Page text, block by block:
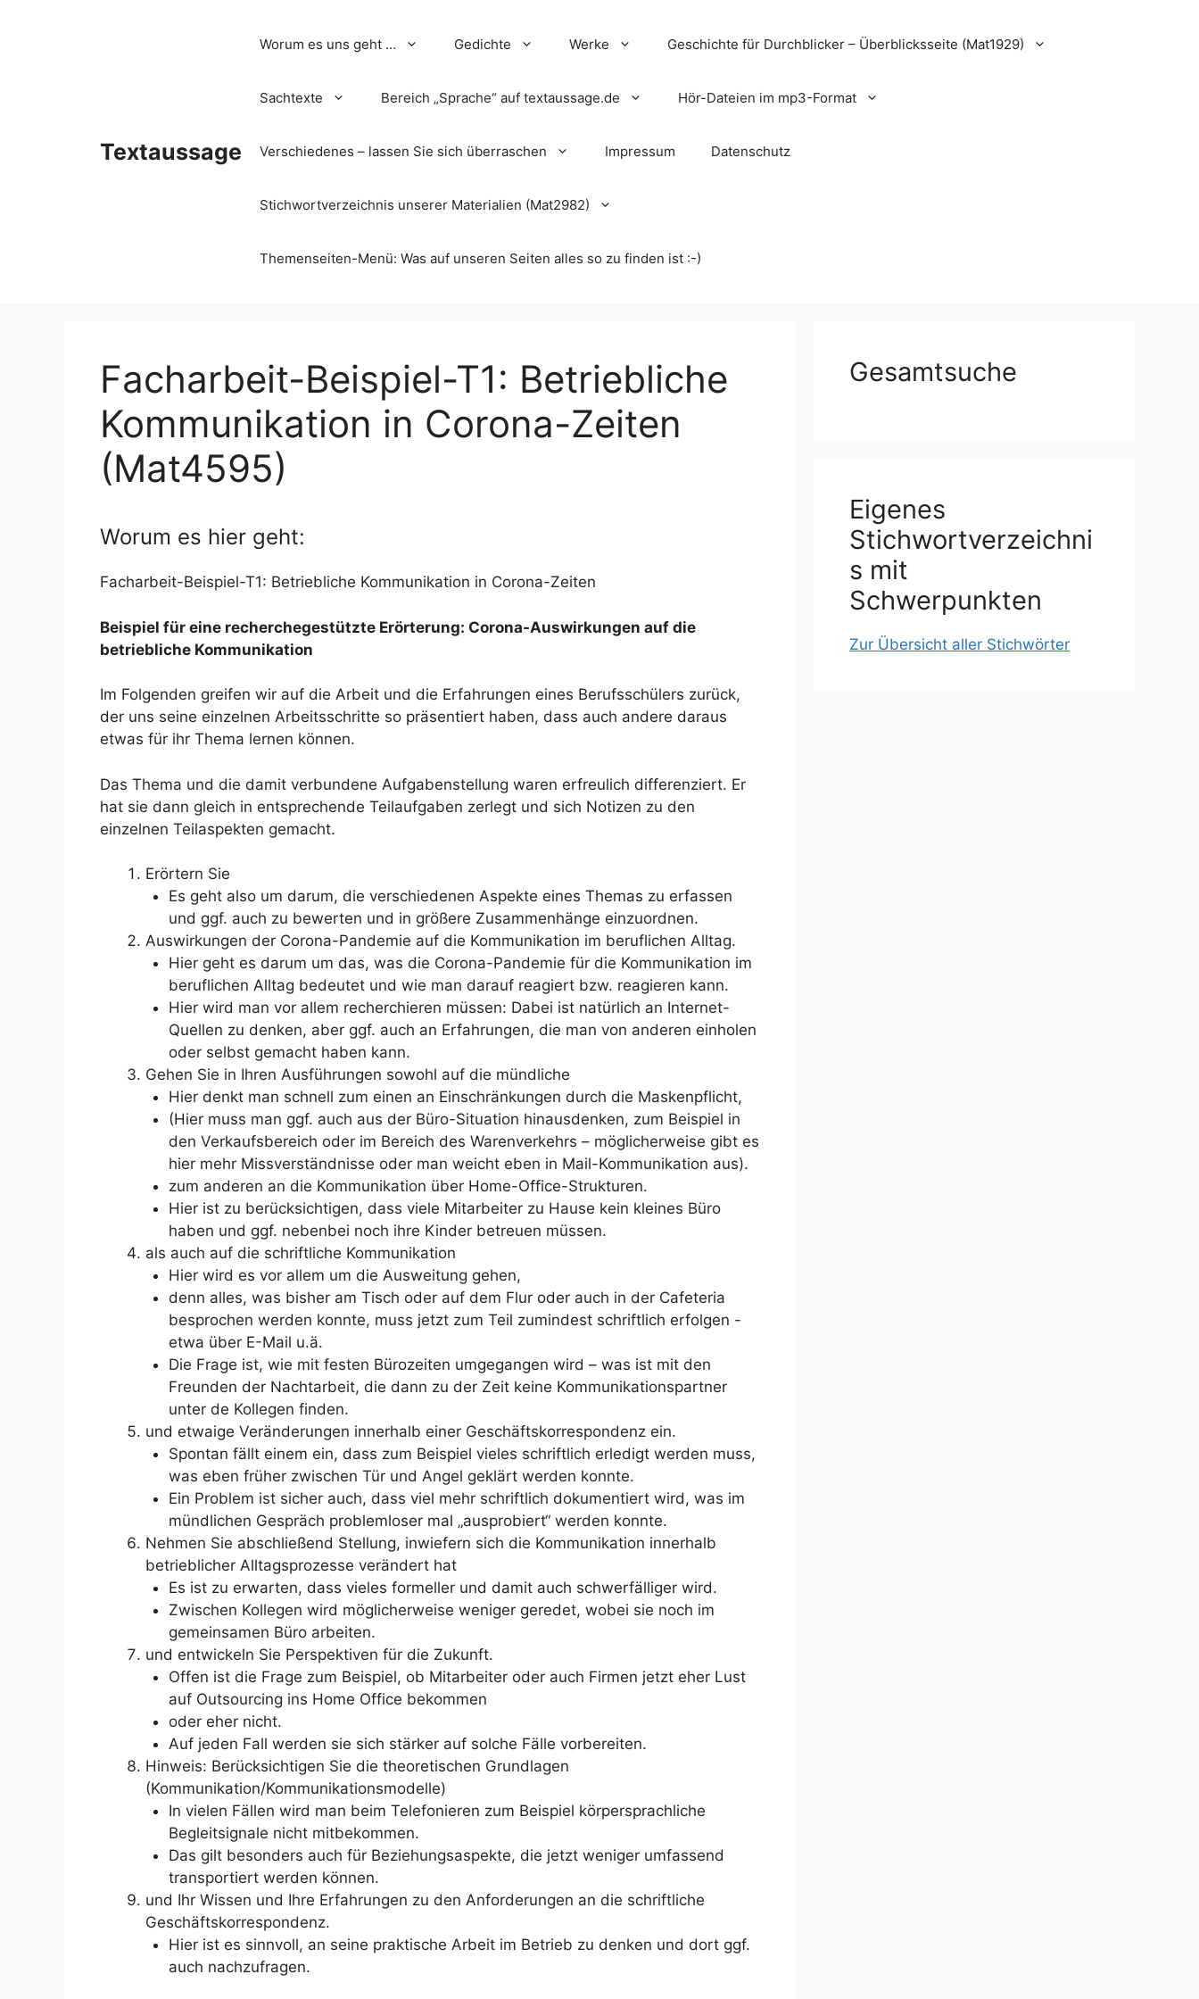
Textaussage
Worum es uns geht … Gedichte Werke Geschichte für Durchblicker – Überblicksseite (Mat1929)
Sachtexte Bereich „Sprache“ auf textaussage.de Hör-Dateien im mp3-Format
Verschiedenes – lassen Sie sich überraschen Impressum Datenschutz
Stichwortverzeichnis unserer Materialien (Mat2982)
Themenseiten-Menü: Was auf unseren Seiten alles so zu finden ist :-)
Facharbeit-Beispiel-T1: Betriebliche
Kommunikation in Corona-Zeiten
(Mat4595)
Worum es hier geht:
Facharbeit-Beispiel-T1: Betriebliche Kommunikation in Corona-Zeiten
Beispiel für eine recherchegestützte Erörterung: Corona-Auswirkungen auf die
betriebliche Kommunikation
Im Folgenden greifen wir auf die Arbeit und die Erfahrungen eines Berufsschülers zurück,
der uns seine einzelnen Arbeitsschritte so präsentiert haben, dass auch andere daraus
etwas für ihr Thema lernen können.
Das Thema und die damit verbundene Aufgabenstellung waren erfreulich differenziert. Er
hat sie dann gleich in entsprechende Teilaufgaben zerlegt und sich Notizen zu den
einzelnen Teilaspekten gemacht.
Erörtern Sie
Es geht also um darum, die verschiedenen Aspekte eines Themas zu erfassen
und ggf. auch zu bewerten und in größere Zusammenhänge einzuordnen.
Auswirkungen der Corona-Pandemie auf die Kommunikation im beruflichen Alltag.
Hier geht es darum um das, was die Corona-Pandemie für die Kommunikation im
beruflichen Alltag bedeutet und wie man darauf reagiert bzw. reagieren kann.
Hier wird man vor allem recherchieren müssen: Dabei ist natürlich an Internet-
Quellen zu denken, aber ggf. auch an Erfahrungen, die man von anderen einholen
oder selbst gemacht haben kann.
Gehen Sie in Ihren Ausführungen sowohl auf die mündliche
Hier denkt man schnell zum einen an Einschränkungen durch die Maskenpflicht,
(Hier muss man ggf. auch aus der Büro-Situation hinausdenken, zum Beispiel in
den Verkaufsbereich oder im Bereich des Warenverkehrs – möglicherweise gibt es
hier mehr Missverständnisse oder man weicht eben in Mail-Kommunikation aus).
zum anderen an die Kommunikation über Home-Office-Strukturen.
Hier ist zu berücksichtigen, dass viele Mitarbeiter zu Hause kein kleines Büro
haben und ggf. nebenbei noch ihre Kinder betreuen müssen.
als auch auf die schriftliche Kommunikation
Hier wird es vor allem um die Ausweitung gehen,
denn alles, was bisher am Tisch oder auf dem Flur oder auch in der Cafeteria
besprochen werden konnte, muss jetzt zum Teil zumindest schriftlich erfolgen -
etwa über E-Mail u.ä.
Die Frage ist, wie mit festen Bürozeiten umgegangen wird – was ist mit den
Freunden der Nachtarbeit, die dann zu der Zeit keine Kommunikationspartner
unter de Kollegen finden.
und etwaige Veränderungen innerhalb einer Geschäftskorrespondenz ein.
Spontan fällt einem ein, dass zum Beispiel vieles schriftlich erledigt werden muss,
was eben früher zwischen Tür und Angel geklärt werden konnte.
Ein Problem ist sicher auch, dass viel mehr schriftlich dokumentiert wird, was im
mündlichen Gespräch problemloser mal „ausprobiert“ werden konnte.
Nehmen Sie abschließend Stellung, inwiefern sich die Kommunikation innerhalb
betrieblicher Alltagsprozesse verändert hat
Es ist zu erwarten, dass vieles formeller und damit auch schwerfälliger wird.
Zwischen Kollegen wird möglicherweise weniger geredet, wobei sie noch im
gemeinsamen Büro arbeiten.
und entwickeln Sie Perspektiven für die Zukunft.
Offen ist die Frage zum Beispiel, ob Mitarbeiter oder auch Firmen jetzt eher Lust
auf Outsourcing ins Home Office bekommen
oder eher nicht.
Auf jeden Fall werden sie sich stärker auf solche Fälle vorbereiten.
Hinweis: Berücksichtigen Sie die theoretischen Grundlagen
(Kommunikation/Kommunikationsmodelle)
In vielen Fällen wird man beim Telefonieren zum Beispiel körpersprachliche
Begleitsignale nicht mitbekommen.
Das gilt besonders auch für Beziehungsaspekte, die jetzt weniger umfassend
transportiert werden können.
und Ihr Wissen und Ihre Erfahrungen zu den Anforderungen an die schriftliche
Geschäftskorrespondenz.
Hier ist es sinnvoll, an seine praktische Arbeit im Betrieb zu denken und dort ggf.
auch nachzufragen.
Gesamtsuche
Eigenes
Stichwortverzeichni
s mit
Schwerpunkten
Zur Übersicht aller Stichwörter